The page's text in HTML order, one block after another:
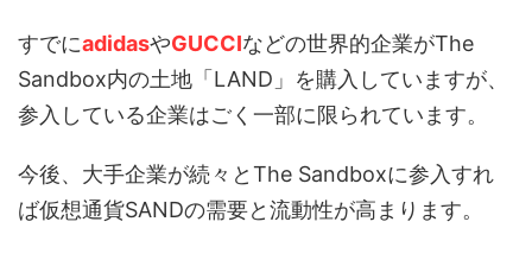
すでにadidasやGUCCIなどの世界的企業がThe
Sandbox内の土地「LAND」を購入していますが、
参入している企業はごく一部に限られています。
今後、大手企業が続々とThe Sandboxに参入すれ
ば仮想通貨SANDの需要と流動性が高まります。